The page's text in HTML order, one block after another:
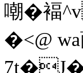
嘲�
�<@